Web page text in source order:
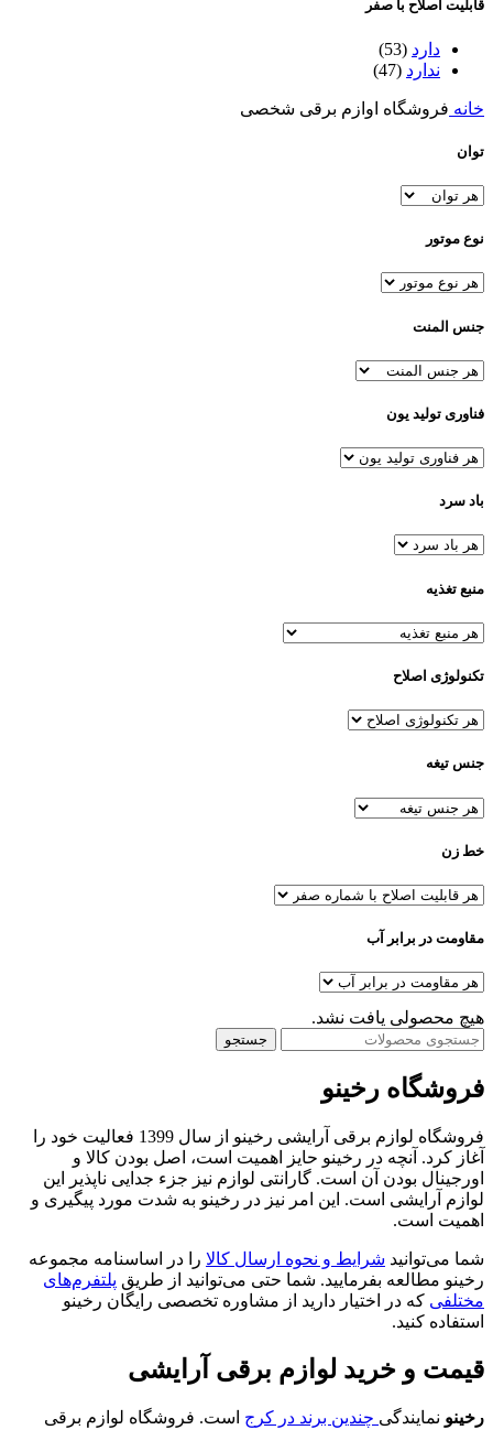
قابلیت اصلاح با صفر
دارد (53)
ندارد (47)
خانه فروشگاه اوازم برقی شخصی
توان
نوع موتور
جنس المنت
فناوری تولید یون
باد سرد
منبع تغذیه
تکنولوژی اصلاح
جنس تیغه
خط زن
مقاومت در برابر آب
هیچ محصولی یافت نشد.
جستجو
فروشگاه رخینو
فروشگاه لوازم برقی آرایشی رخینو از سال 1399 فعالیت خود را
آغاز کرد. آنچه در رخینو حایز اهمیت است، اصل بودن کالا و
اورجینال بودن آن است. گارانتی لوازم نیز جزء جدایی ناپذیر این
لوازم آرایشی است. این امر نیز در رخینو به شدت مورد پیگیری و
اهمیت است.
شما می‌توانید شرایط و نحوه ارسال کالا را در اساسنامه مجموعه
رخینو مطالعه بفرمایید. شما حتی می‌توانید از طریق پلتفرم‌های
مختلفی که در اختیار دارید از مشاوره تخصصی رایگان رخینو
استفاده کنید.
قیمت و خرید لوازم برقی آرایشی
رخینو نمایندگی چندین برند در کرج است. فروشگاه لوازم برقی